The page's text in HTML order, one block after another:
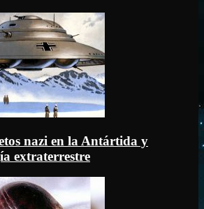
nazi en la Antártida y
extraterrestre